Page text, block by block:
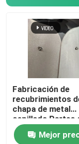
Fabricación de
recubrimientos
chapa de metal
cepillado Partes
mecanizado de
inoxidable
Mejor